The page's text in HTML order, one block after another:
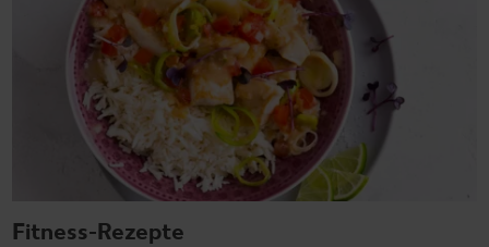
Fitness-Rezepte